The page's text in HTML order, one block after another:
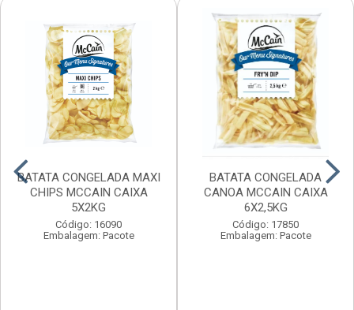
BATATA CONGELADA MAXI
CHIPS MCCAIN CAIXA
5X2KG
Código: 16090
Embalagem: Pacote
BATATA CONGELADA
CANOA MCCAIN CAIXA
6X2,5KG
Código: 17850
Embalagem: Pacote